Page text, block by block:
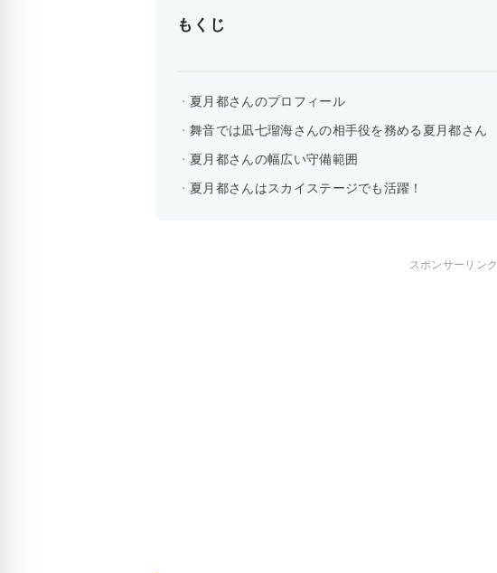
もくじ
夏月都さんのプロフィール
舞音では凪七瑠海さんの相手役を務める夏月都さん
夏月都さんの幅広い守備範囲
夏月都さんはスカイステージでも活躍！
スポンサーリンク